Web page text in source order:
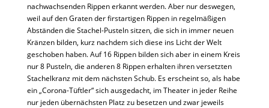
nachwachsenden Rippen erkannt werden. Aber nur deswegen,
weil auf den Graten der firstartigen Rippen in regelmäßigen
Abständen die Stachel-Pusteln sitzen, die sich in immer neuen
Kränzen bilden, kurz nachdem sich diese ins Licht der Welt
geschoben haben. Auf 16 Rippen bilden sich aber in einem Kreis
nur 8 Pusteln, die anderen 8 Rippen erhalten ihren versetzten
Stachelkranz mit dem nächsten Schub. Es erscheint so, als habe
ein „Corona-Tüftler“ sich ausgedacht, im Theater in jeder Reihe
nur jeden übernächsten Platz zu besetzen und zwar jeweils